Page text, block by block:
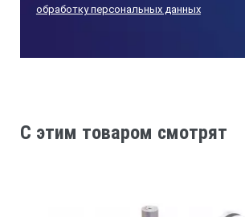
обработку персональных данных
C этим товаром смотрят